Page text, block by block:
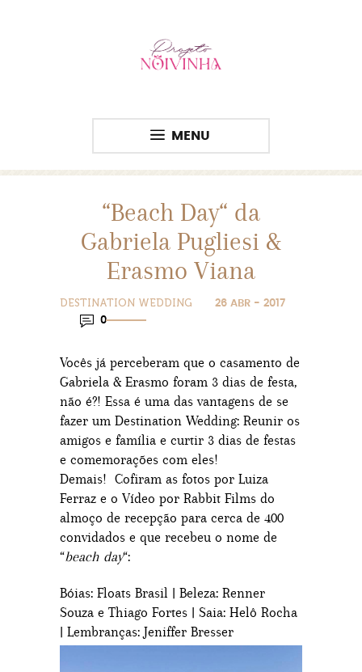
MENU
“Beach Day“ da
Gabriela Pugliesi &
Erasmo Viana
DESTINATION WEDDING
26 ABR - 2017
0
Vocês já perceberam que o casamento de
Gabriela & Erasmo foram 3 dias de festa,
não é?! Essa é uma das vantagens de se
fazer um Destination Wedding: Reunir os
amigos e família e curtir 3 dias de festas
e comemorações com eles!
Demais! Cofiram as fotos por Luiza
Ferraz e o Vídeo por Rabbit Films do
almoço de recepção para cerca de 400
convidados e que recebeu o nome de
“beach day“:
Bóias: Floats Brasil | Beleza: Renner
Souza e Thiago Fortes | Saia: Helô Rocha
| Lembranças: Jeniffer Bresser